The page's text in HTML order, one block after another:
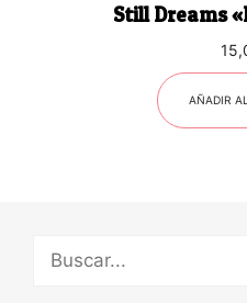
Still Dreams
AÑADIR